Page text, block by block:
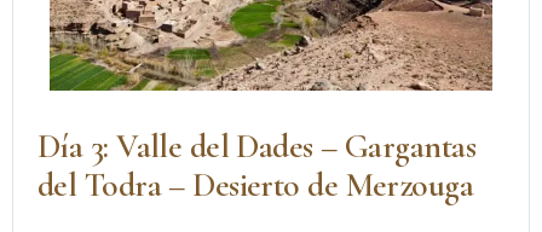
Día 3: Valle del Dades – Gargantas
del Todra – Desierto de Merzouga